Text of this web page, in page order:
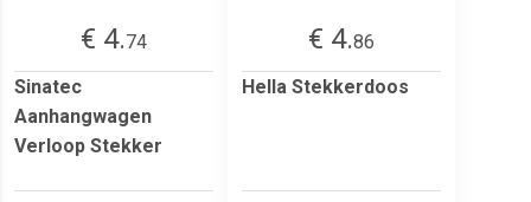
€ 4.74
Sinatec
Aanhangwagen
Verloop Stekker
€ 4.86
Hella Stekkerdoos